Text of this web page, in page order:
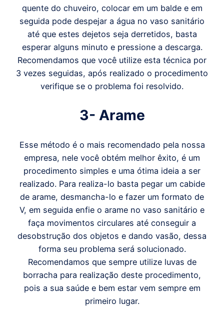
quente do chuveiro, colocar em um balde e em
seguida pode despejar a água no vaso sanitário
até que estes dejetos seja derretidos, basta
esperar alguns minuto e pressione a descarga.
Recomendamos que você utilize esta técnica por
3 vezes seguidas, após realizado o procedimento
verifique se o problema foi resolvido.
3- Arame
Esse método é o mais recomendado pela nossa
empresa, nele você obtém melhor êxito, é um
procedimento simples e uma ótima ideia a ser
realizado. Para realiza-lo basta pegar um cabide
de arame, desmancha-lo e fazer um formato de
V, em seguida enfie o arame no vaso sanitário e
faça movimentos circulares até conseguir a
desobstrução dos objetos e dando vasão, dessa
forma seu problema será solucionado.
Recomendamos que sempre utilize luvas de
borracha para realização deste procedimento,
pois a sua saúde e bem estar vem sempre em
primeiro lugar.